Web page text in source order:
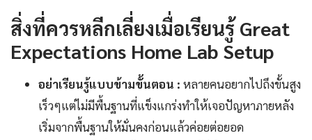
สิ่งที่ควรหลีกเลี่ยงเมื่อเรียนรู้ Great
Expectations Home Lab Setup
อย่าเรียนรู้แบบข้ามขั้นตอน : หลายคนอยากไปถึงขั้นสูง
เร็วๆแต่ไม่มีพื้นฐานที่แข็งแกร่งทำให้เจอปัญหาภายหลัง
เริ่มจากพื้นฐานให้มั่นคงก่อนแล้วค่อยต่อยอด